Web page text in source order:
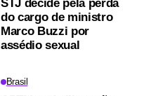
STJ decide pela perda
do cargo de ministro
Marco Buzzi por
assédio sexual
Brasil